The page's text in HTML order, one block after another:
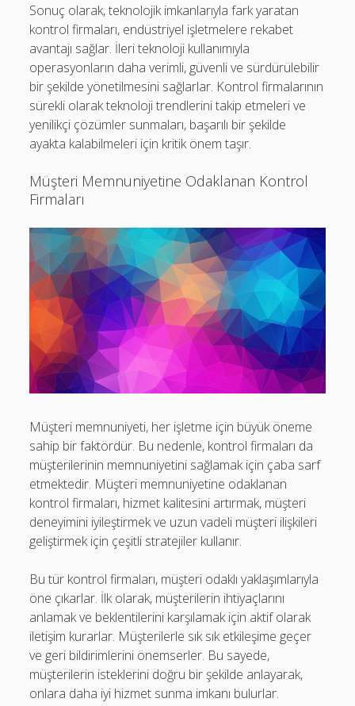
Sonuç olarak, teknolojik imkanlarıyla fark yaratan
kontrol firmaları, endüstriyel işletmelere rekabet
avantajı sağlar. İleri teknoloji kullanımıyla
operasyonların daha verimli, güvenli ve sürdürülebilir
bir şekilde yönetilmesini sağlarlar. Kontrol firmalarının
sürekli olarak teknoloji trendlerini takip etmeleri ve
yenilikçi çözümler sunmaları, başarılı bir şekilde
ayakta kalabilmeleri için kritik önem taşır.
Müşteri Memnuniyetine Odaklanan Kontrol
Firmaları
Müşteri memnuniyeti, her işletme için büyük öneme
sahip bir faktördür. Bu nedenle, kontrol firmaları da
müşterilerinin memnuniyetini sağlamak için çaba sarf
etmektedir. Müşteri memnuniyetine odaklanan
kontrol firmaları, hizmet kalitesini artırmak, müşteri
deneyimini iyileştirmek ve uzun vadeli müşteri ilişkileri
geliştirmek için çeşitli stratejiler kullanır.
Bu tür kontrol firmaları, müşteri odaklı yaklaşımlarıyla
öne çıkarlar. İlk olarak, müşterilerin ihtiyaçlarını
anlamak ve beklentilerini karşılamak için aktif olarak
iletişim kurarlar. Müşterilerle sık sık etkileşime geçer
ve geri bildirimlerini önemserler. Bu sayede,
müşterilerin isteklerini doğru bir şekilde anlayarak,
onlara daha iyi hizmet sunma imkanı bulurlar.